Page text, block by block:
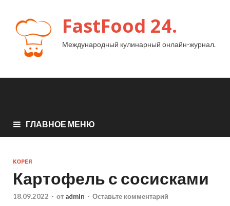
FastFood 24.
Международный кулинарный онлайн-журнал.
ГЛАВНОЕ МЕНЮ
КОРЕЯ
Картофель с сосисками
18.09.2022 - от admin - Оставьте комментарий